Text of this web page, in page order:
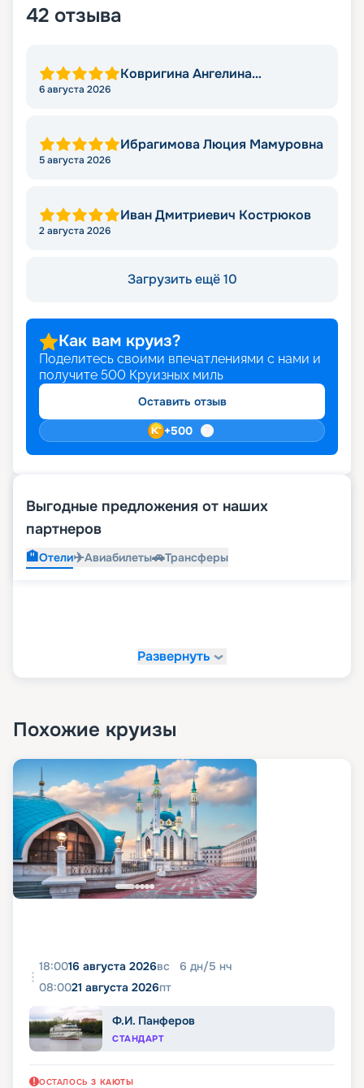
42 отзыва
Ковригина Ангелина
6 августа 2026
Ибрагимова Люция Мамуровна
5 августа 2026
Иван Дмитриевич Кострюков
2 августа 2026
Загрузить ещё 10
Как вам круиз?
Поделитесь своими впечатлениями с нами и
получите 500 Круизных миль
Оставить отзыв
+500
Выгодные предложения от наших
партнеров
🏨Отели✈️Авиабилеты🚗Трансферы
Развернуть
Похожие круизы
18:0016 августа 2026вс 6 дн/5 нч
08:0021 августа 2026пт
Ф.И. Панферов
СТАНДАРТ
ОСТАЛОСЬ 3 КАЮТЫ